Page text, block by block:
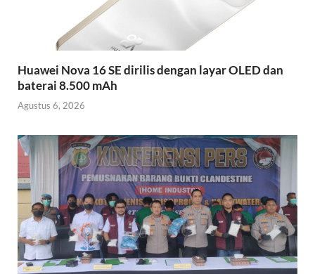
Huawei Nova 16 SE dirilis dengan layar OLED dan
baterai 8.500 mAh
Agustus 6, 2026